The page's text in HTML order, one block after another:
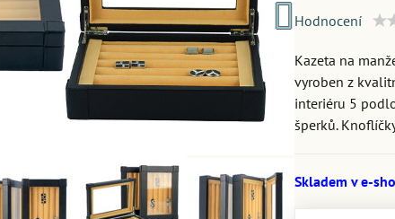
Hodnocení
Kazeta na
vyroben z
interiéru 5
šperků.
Skladem v e-